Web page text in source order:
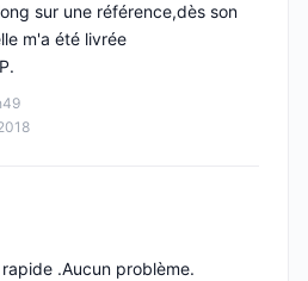
sur une référence,dès son
m'a été livrée
.Aucun problème.